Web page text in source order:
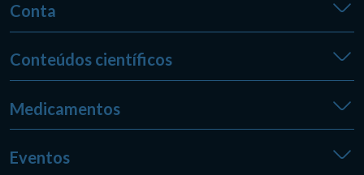
Conta
Conteúdos científicos
Medicamentos
Eventos